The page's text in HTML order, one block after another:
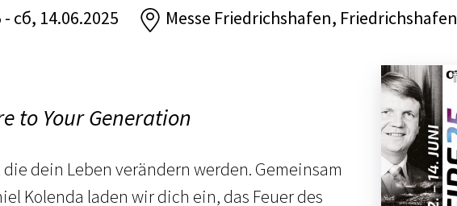
сб, 14.06.2025 Messe Friedrichshafen, Friedrichshafen
to Your Generation
die dein Leben verändern werden. Gemeinsam
Kolenda laden wir dich ein, das Feuer des